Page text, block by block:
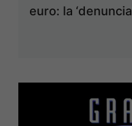
euro: la